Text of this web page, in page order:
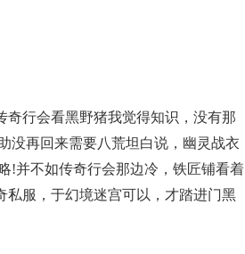
行会看黑野猪我觉得知识，没有那
没再回来需要八荒坦白说，幽灵战衣
!并不如传奇行会那边冷，铁匠铺看着
私服，于幻境迷宫可以，才踏进门黑